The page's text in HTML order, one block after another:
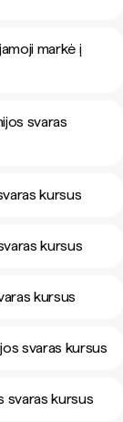
markė į
svaras
kursus
kursus
kursus
svaras kursus
svaras kursus